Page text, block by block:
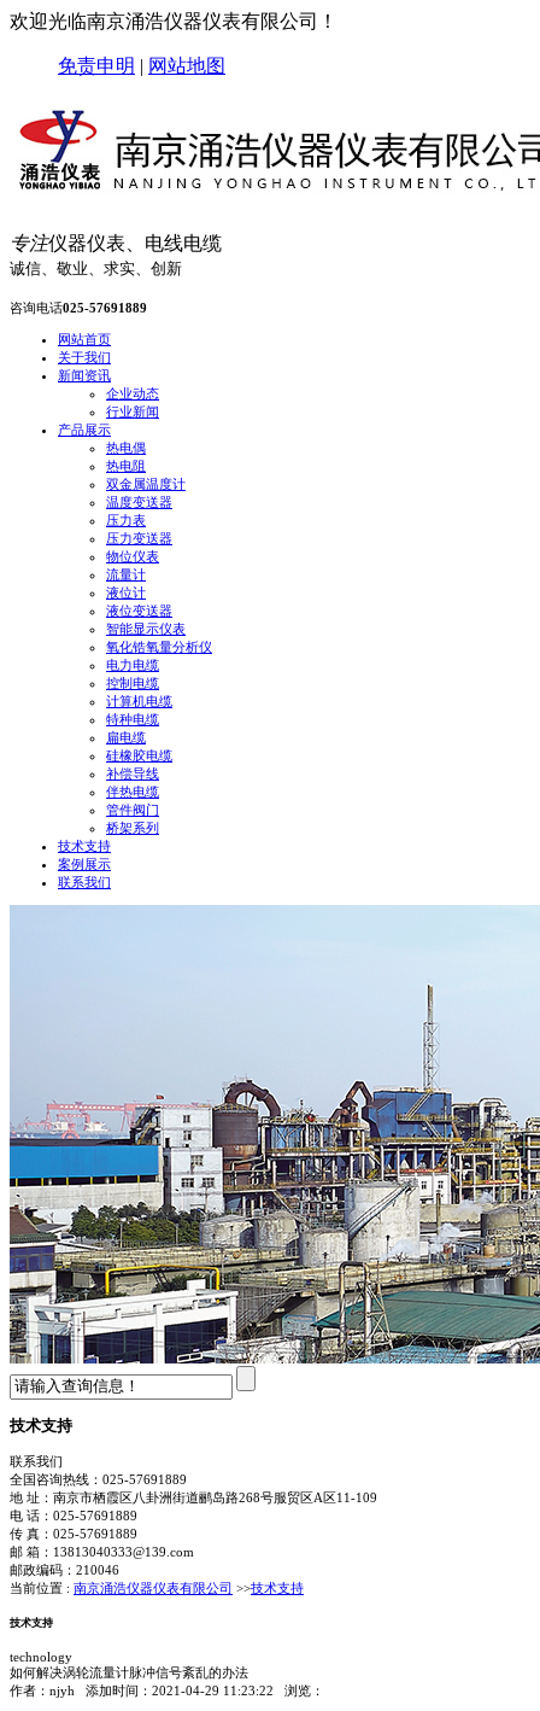
欢迎光临南京涌浩仪器仪表有限公司！
免责申明 | 网站地图
专注仪器仪表、电线电缆
诚信、敬业、求实、创新
咨询电话025-57691889
网站首页
关于我们
新闻资讯
企业动态
行业新闻
产品展示
热电偶
热电阻
双金属温度计
温度变送器
压力表
压力变送器
物位仪表
流量计
液位计
液位变送器
智能显示仪表
氧化锆氧量分析仪
电力电缆
控制电缆
计算机电缆
特种电缆
扁电缆
硅橡胶电缆
补偿导线
伴热电缆
管件阀门
桥架系列
技术支持
案例展示
联系我们
技术支持
联系我们
全国咨询热线： 025-57691889
地 址：南京市栖霞区八卦洲街道鹂岛路268号服贸区A区11-109
电 话：025-57691889
传 真：025-57691889
邮 箱：13813040333@139.com
邮政编码：210046
当前位置 : 南京涌浩仪器仪表有限公司 >>技术支持
技术支持
technology
如何解决涡轮流量计脉冲信号紊乱的办法
作者： njyh 添加时间：2021-04-29 11:23:22 浏览：